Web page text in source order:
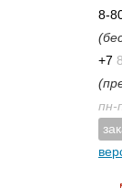
8-
+7
пн-